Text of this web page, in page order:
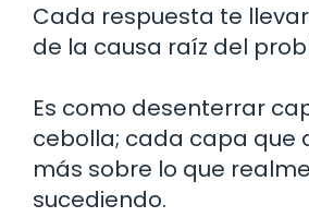
Cada respuesta te
de la causa raíz del
Es como desenterrar
cebolla; cada capa que
más sobre lo que
sucediendo.